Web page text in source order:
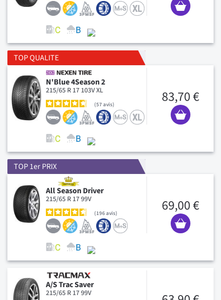
TOP QUALITE
N'Blue 4Season 2
215/65 R 17 103V XL
57 avis 83,70 €
TOP 1er PRIX
All Season Driver
215/65 R 17 99V
196avis 69,00 €
A/S Trac Saver
215/65 R 17 99V